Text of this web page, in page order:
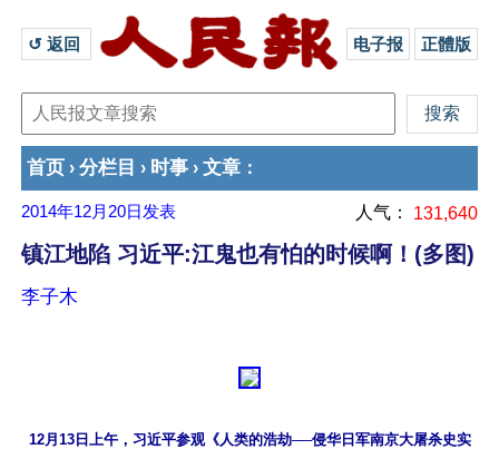
↺ 返回 电子报 正體版
首页 › 分栏目 › 时事 › 文章 ：
2014年12月20日 发表 人气： 131,640
镇江地陷 习近平:江鬼也有怕的时候啊！(多图)
李子木
12月13日上午，习近平参观《人类的浩劫──侵华日军南京大屠杀史实